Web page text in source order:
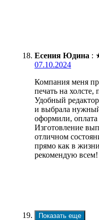
Есения Юдина :
07.10.2024
Компания меня
печать на холсте,
Удобный редактор
и выбрала нужный
оформили,
Изготовление
отличном
прямо как в
рекомендую всем!
Показать еще